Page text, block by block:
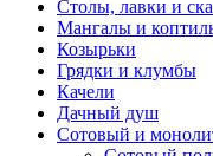
Столы, лавки и
Мангалы и
Козырьки
Грядки и клумбы
Качели
Дачный душ
Сотовый и